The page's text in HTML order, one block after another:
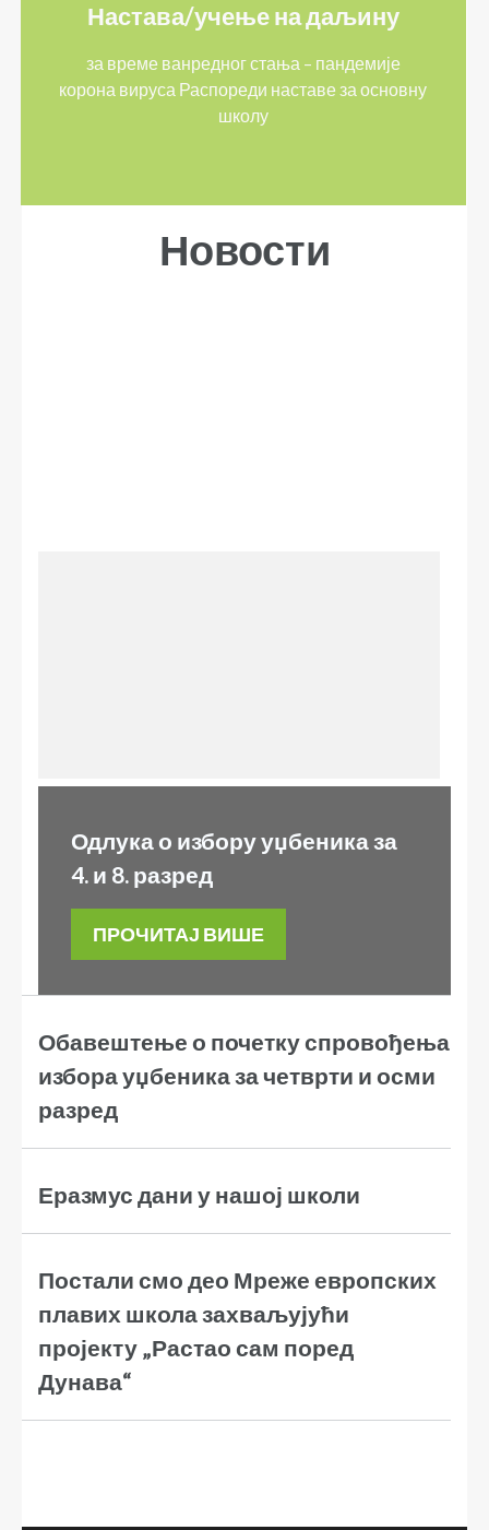
Настава/учење на даљину
за време ванредног стања – пандемије
корона вируса Распореди наставе за основну
школу
Новости
Одлука о избору уџбеника за
4. и 8. разред
ПРОЧИТАЈ ВИШЕ
Обавештење о почетку спровођења
избора уџбеника за четврти и осми
разред
Еразмус дани у нашој школи
Постали смо део Мреже европских
плавих школа захваљујући
пројекту „Растао сам поред
Дунава“